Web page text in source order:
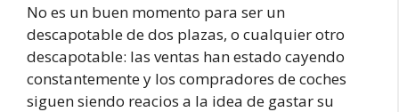
No es un buen momento para ser un
descapotable de dos plazas, o cualquier otro
descapotable: las ventas han estado cayendo
constantemente y los compradores de coches
siguen siendo reacios a la idea de gastar su